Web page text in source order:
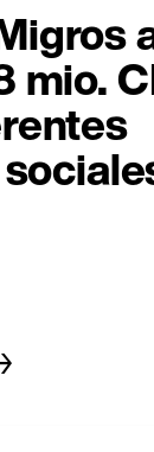
mio.